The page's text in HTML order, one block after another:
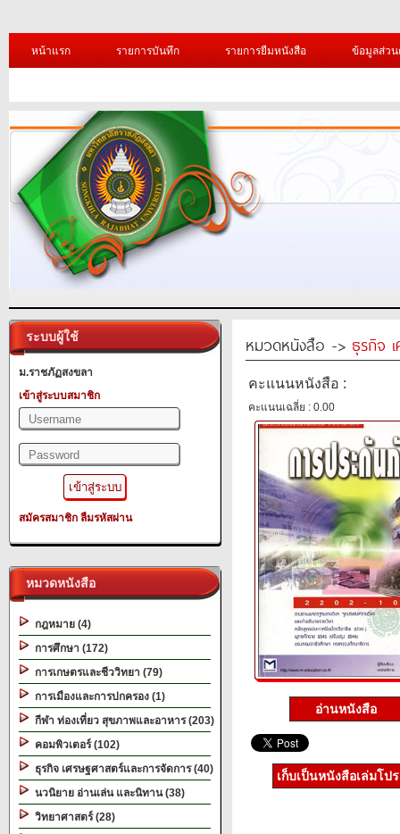
หน้าแรก รายการบันทึก รายการยืมหนังสือ ข้อมูลส่ว
ระบบผู้ใช้
ม.ราชภัฏสงขลา
เข้าสู่ระบบสมาชิก
สมัครสมาชิก ลืมรหัสผ่าน
หมวดหนังสือ
กฎหมาย (4)
การศึกษา (172)
การเกษตรและชีววิทยา (79)
การเมืองและการปกครอง (1)
กีฬา ท่องเที่ยว สุขภาพและอาหาร (203)
คอมพิวเตอร์ (102)
ธุรกิจ เศรษฐศาสตร์และการจัดการ (40)
นวนิยาย อ่านเล่น และนิทาน (38)
วิทยาศาสตร์ (28)
หมวดหนังสือ -> ธุรกิจ
คะแนนหนังสือ :
คะแนนเฉลี่ย : 0.00
อ่านหนังสือ
เก็บเป็นหนังสือเล่มโป